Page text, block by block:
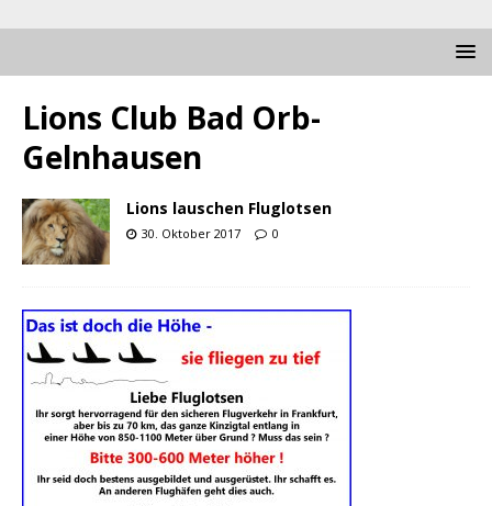
Lions Club Bad Orb-
Gelnhausen
Lions lauschen Fluglotsen
30. Oktober 2017 0